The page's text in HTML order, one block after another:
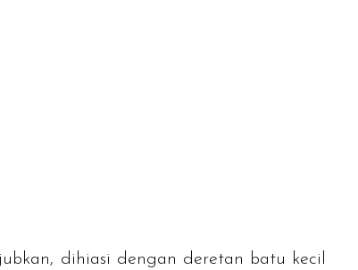
dihiasi dengan deretan batu kecil